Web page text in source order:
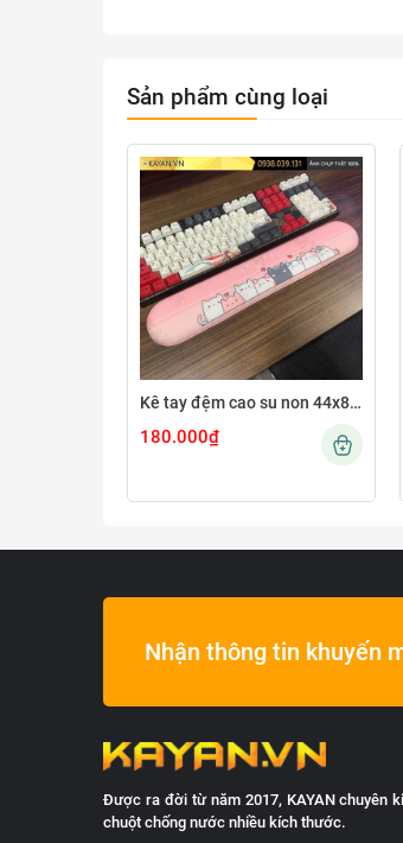
Sản phẩm cùng loại
Kê tay đệm cao su non 44x8 KETAY-CUTE76-44X8
180.000₫
Nhận thông tin khuyến
Được ra đời từ năm 2017, KAYAN chuyên
chuột chống nước nhiều kích thước.